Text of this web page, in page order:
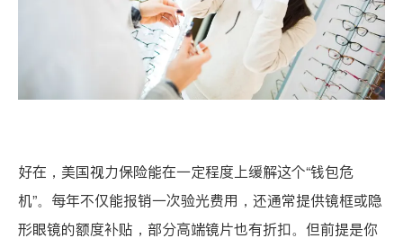
好在，美国视力保险能在一定程度上缓解这个“钱包危
机”。每年不仅能报销一次验光费用，还通常提供镜框或隐
形眼镜的额度补贴，部分高端镜片也有折扣。但前提是你